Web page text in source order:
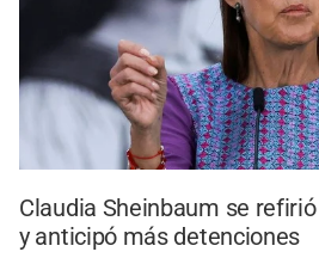
Claudia Sheinbaum se
y anticipó más detenciones